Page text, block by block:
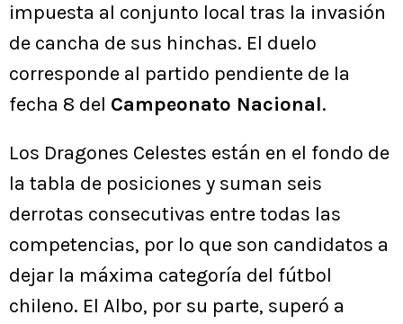
impuesta al conjunto local tras la invasión
de cancha de sus hinchas. El duelo
corresponde al partido pendiente de la
fecha 8 del Campeonato Nacional.
Los Dragones Celestes están en el fondo de
la tabla de posiciones y suman seis
derrotas consecutivas entre todas las
competencias, por lo que son candidatos a
dejar la máxima categoría del fútbol
chileno. El Albo, por su parte, superó a